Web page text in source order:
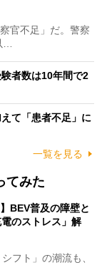
官不足」だ。警察
者数は10年間で2
て「患者不足」に
一覧を見る
てみた
BEV普及の障壁と
のストレス」解
フト」の潮流も、